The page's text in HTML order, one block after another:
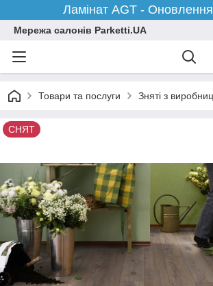
Ламінат AGT -
Мережа салонів Parketti.UA
Товари та послуги Зняті з
СНЯТ